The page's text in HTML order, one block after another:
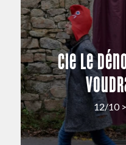
Cie Le
12/10